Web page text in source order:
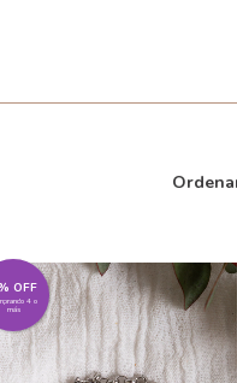
OFF
4 o
más